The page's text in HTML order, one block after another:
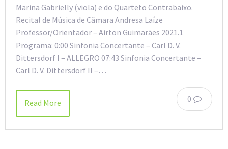
Marina Gabrielly (viola) e do Quarteto Contrabaixo.
Recital de Música de Câmara Andresa Laíze
Professor/Orientador – Airton Guimarães 2021.1
Programa: 0:00 Sinfonia Concertante – Carl D. V.
Dittersdorf I – ALLEGRO 07:43 Sinfonia Concertante –
Carl D. V. Dittersdorf II –…
0
Read More